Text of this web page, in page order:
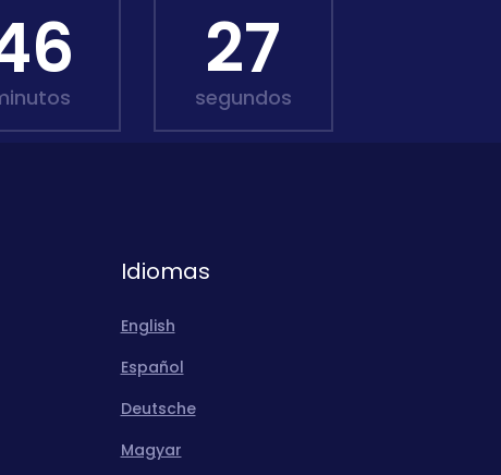
26
segundos
Idiomas
English
Español
Deutsche
Magyar